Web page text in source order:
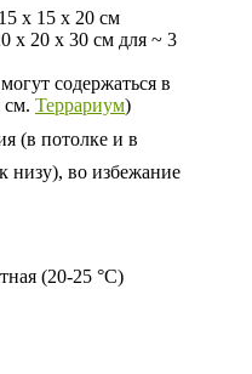
x 15 x 20 см
x 20 x 30 см для ~ 3
содержаться в
см. Террариум)
(в потолке и в
низу), во избежание
(20-25 °C)